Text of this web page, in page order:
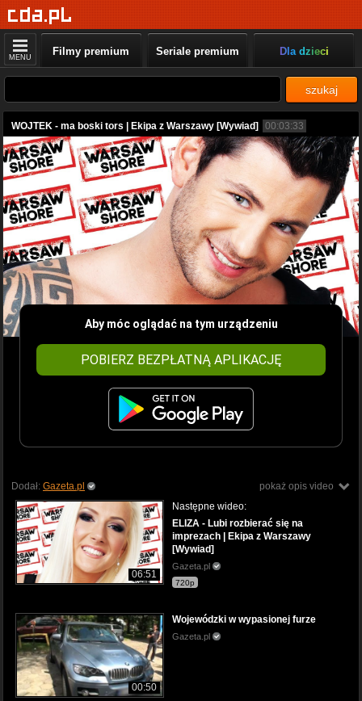
MENU Filmy premium Seriale premium Dla dzieci
szukaj
WOJTEK - ma boski tors | Ekipa z Warszawy [Wywiad] 00:03:33
Aby móc oglądać na tym urządzeniu
POBIERZ BEZPŁATNĄ APLIKACJĘ
pokaż opis video
Dodał: Gazeta.pl
06:51
Następne wideo:
ELIZA - Lubi rozbierać się na
imprezach | Ekipa z Warszawy
[Wywiad]
Gazeta.pl
720p
00:50
Wojewódzki w wypasionej furze
Gazeta.pl